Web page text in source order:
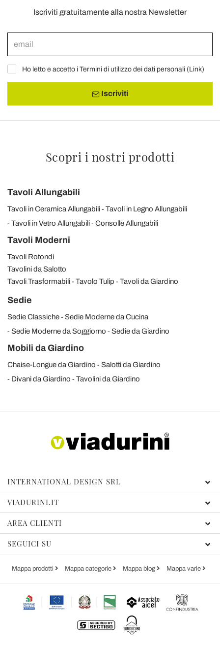
Iscriviti gratuitamente alla nostra Newsletter
Ho letto e accetto i Termini di utilizzo dei dati personali (Link)
Iscriviti
Scopri i nostri prodotti
Tavoli Allungabili
Tavoli in Ceramica Allungabili
Tavoli in Legno Allungabili
Tavoli in Vetro Allungabili
Consolle Allungabili
Tavoli Moderni
Tavoli Rotondi
Tavolini da Salotto
Tavoli Trasformabili
Tavolo Tulip Tavoli da Giardino
Sedie
Sedie Classiche
Sedie Moderne da Cucina
Sedie Moderne da Soggiorno
Sedie da Giardino
Mobili da Giardino
Chaise-Longue da Giardino
Salotti da Giardino
Divani da Giardino
Tavolini da Giardino
INTERNATIONAL DESIGN SRL
VIADURINI.IT
AREA CLIENTI
SEGUICI SU
Mappa prodotti Mappa categorie Mappa blog Mappa varie